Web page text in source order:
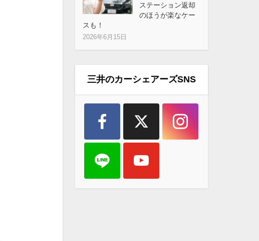
ステーション返却
のほうが楽なケー
スも！
2026年6月15日
三井のカーシェアーズSNS